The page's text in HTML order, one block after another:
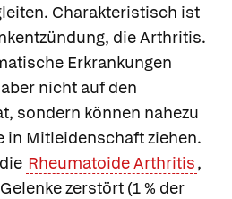
Charakteristisch ist
die Arthritis.
Erkrankungen
nicht auf den
sondern können nahezu
in Mitleidenschaft ziehen.
Rheumatoide Arthritis,
zerstört (1 % der